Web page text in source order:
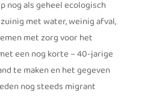
nog als geheel ecologisch
met water, weinig afval,
met zorg voor het
een nog korte – 40-jarige
te maken en het gegeven
nog steeds migrant